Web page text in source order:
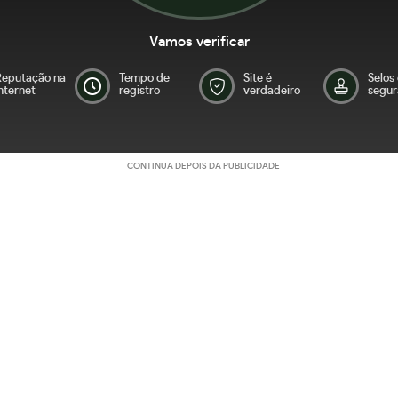
Vamos verificar
na
Tempo de
registro
Site é
verdadeiro
Selos
CONTINUA DEPOIS DA PUBLICIDADE